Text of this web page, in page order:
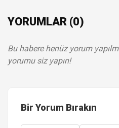
YORUMLAR (0)
Bu habere henüz yorum
yorumu siz yapın!
Bir Yorum Bırakın